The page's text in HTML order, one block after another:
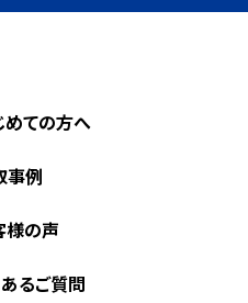
めての方へ
事例
様の声
あるご質問